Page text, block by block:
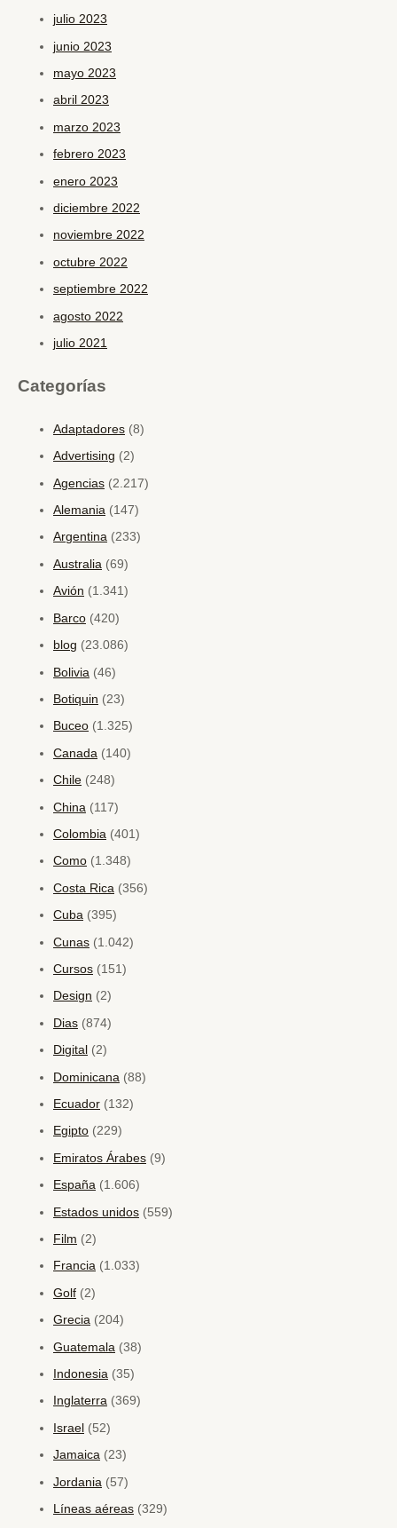
julio 2023
junio 2023
mayo 2023
abril 2023
marzo 2023
febrero 2023
enero 2023
diciembre 2022
noviembre 2022
octubre 2022
septiembre 2022
agosto 2022
julio 2021
Categorías
Adaptadores (8)
Advertising (2)
Agencias (2.217)
Alemania (147)
Argentina (233)
Australia (69)
Avión (1.341)
Barco (420)
blog (23.086)
Bolivia (46)
Botiquin (23)
Buceo (1.325)
Canada (140)
Chile (248)
China (117)
Colombia (401)
Como (1.348)
Costa Rica (356)
Cuba (395)
Cunas (1.042)
Cursos (151)
Design (2)
Dias (874)
Digital (2)
Dominicana (88)
Ecuador (132)
Egipto (229)
Emiratos Árabes (9)
España (1.606)
Estados unidos (559)
Film (2)
Francia (1.033)
Golf (2)
Grecia (204)
Guatemala (38)
Indonesia (35)
Inglaterra (369)
Israel (52)
Jamaica (23)
Jordania (57)
Líneas aéreas (329)